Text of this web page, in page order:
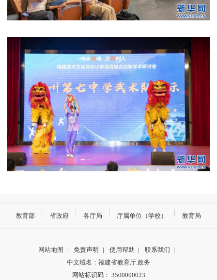
教育部 省政府 各厅局 厅属单位（学校） 教育局
网站地图 | 免责声明 | 使用帮助 | 联系我们 |
中文域名：福建省教育厅.政务
网站标识码： 3500000023